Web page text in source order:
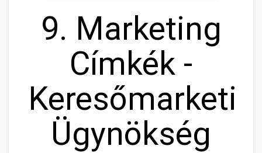
9. Marketing
Címkék -
Ügynökség